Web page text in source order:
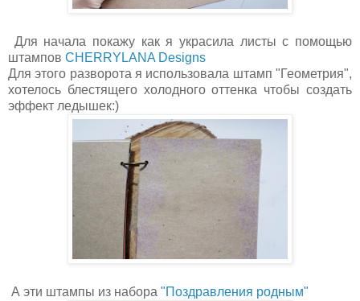
Для начала покажу как я украсила листы с помощью
штампов CHERRYLANA Designs
Для этого разворота я использовала штамп "Геометрия",
хотелось блестящего холодного оттенка чтобы создать
эффект ледышек:)
А эти штампы из набора "Поздравления родным"